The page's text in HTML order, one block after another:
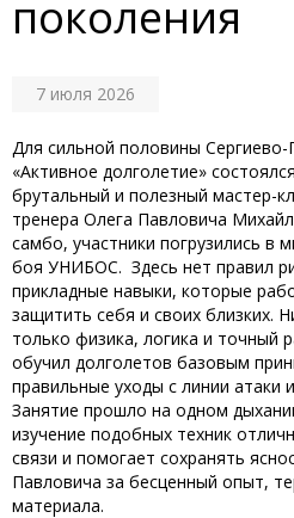
поколения
7 июля 2026
‎Для сильной половины Сергиево-
«Активное долголетие»
брутальный и полезный мастер-
тренера Олега Павловича
самбо, участники погрузились в
боя УНИБОС. ‎ ‎Здесь нет правил
прикладные навыки, которые
защитить себя и своих близких.
только физика, логика и точный
обучил долголетов базовым
правильные уходы с линии атаки
‎Занятие прошло на одном
изучение подобных техник
связи и помогает сохранять
Павловича за бесценный опыт,
материала.